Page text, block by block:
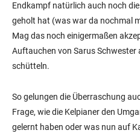
Endkampf natürlich auch noch
geholt hat (was war da nochmal
Mag das noch einigermaßen
Auftauchen von Sarus Schwester
schütteln.
So gelungen die Überraschung
Frage, wie die Kelpianer den
gelernt haben oder was nun auf